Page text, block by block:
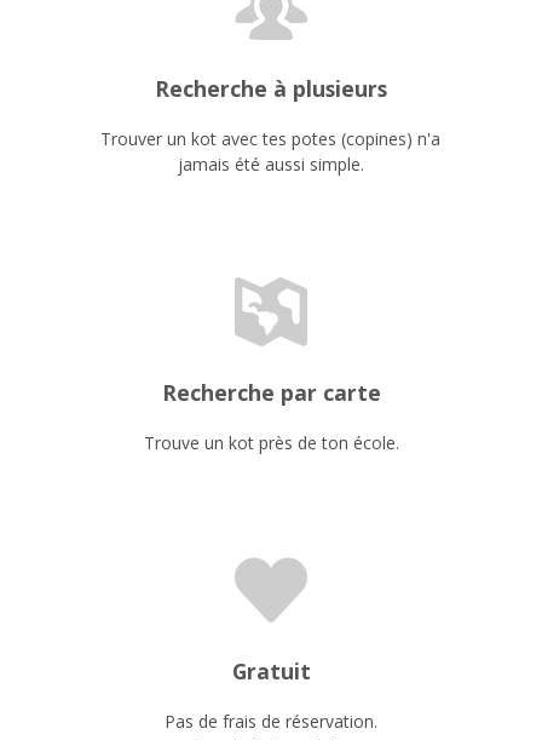
Recherche à plusieurs
Trouver un kot avec tes potes (copines) n'a
jamais été aussi simple.
Recherche par carte
Trouve un kot près de ton école.
Gratuit
Pas de frais de réservation.